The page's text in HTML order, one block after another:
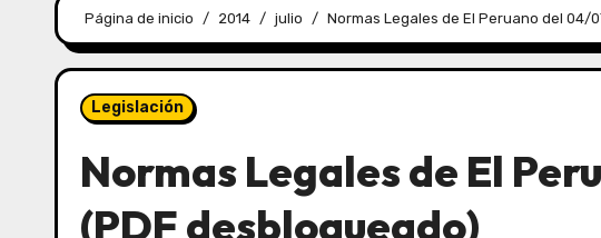
Página de inicio 2014 julio Normas Legales de El Peruano del 04/
Legislación
Normas Legales de El
(PDF desbloqueado)